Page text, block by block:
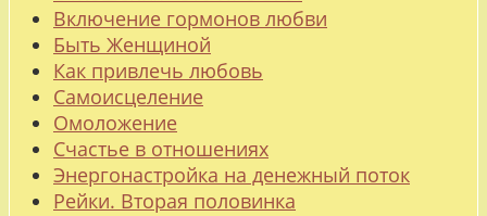
Включение гормонов любви
Быть Женщиной
Как привлечь любовь
Самоисцеление
Омоложение
Счастье в отношениях
Энергонастройка на денежный поток
Рейки. Вторая половинка